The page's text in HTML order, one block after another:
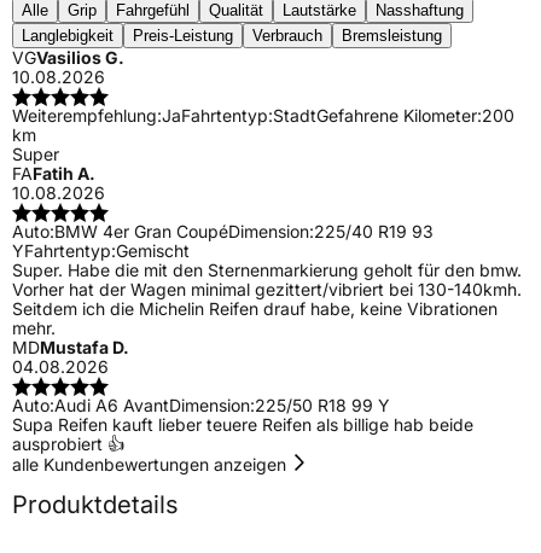
Alle Grip Fahrgefühl Qualität Lautstärke
Nasshaftung
Langlebigkeit
Preis-Leistung Verbrauch Bremsleistung
VGVasilios G.
10.08.2026
Weiterempfehlung:JaFahrtentyp:StadtGefahrene Kilometer:200
km
Super
FAFatih A.
10.08.2026
Auto:BMW 4er Gran CoupéDimension:225/40 R19 93
YFahrtentyp:Gemischt
Super. Habe die mit den Sternenmarkierung geholt für den bmw.
Vorher hat der Wagen minimal gezittert/vibriert bei 130-140kmh.
Seitdem ich die Michelin Reifen drauf habe, keine Vibrationen
mehr.
MDMustafa D.
04.08.2026
Auto:Audi A6 AvantDimension:225/50 R18 99 Y
Supa Reifen kauft lieber teuere Reifen als billige hab beide
ausprobiert 👍
alle Kundenbewertungen anzeigen
Produktdetails